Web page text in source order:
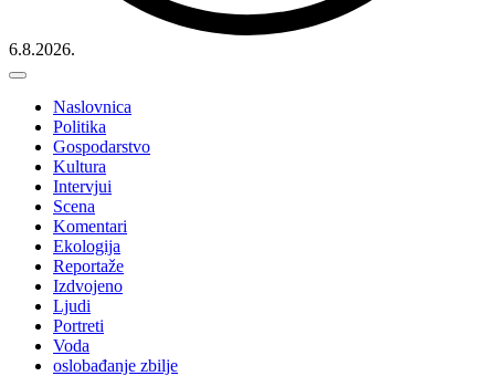
6.8.2026.
Naslovnica
Politika
Gospodarstvo
Kultura
Intervjui
Scena
Komentari
Ekologija
Reportaže
Izdvojeno
Ljudi
Portreti
Voda
oslobađanje zbilje